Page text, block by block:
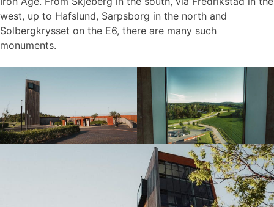
west, up to Hafslund, Sarpsborg in the north and
Solbergkrysset on the E6, there are many such
monuments.